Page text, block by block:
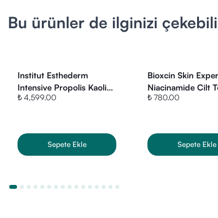
Pharmaceris
tasarlanmış
Yöntem:
(T
Önemli:
Siyah
Yağlı
Bu ürünler de ilginizi
Institut Esthederm
Intensive Propolis Kaolin
Purifying Mask 75 ml
₺ 4,599.00
Sepete Ekle
Bioxcin Skin
Niacinamide Cilt
Dengeleyici
₺ 780.00
Sepete Ekle